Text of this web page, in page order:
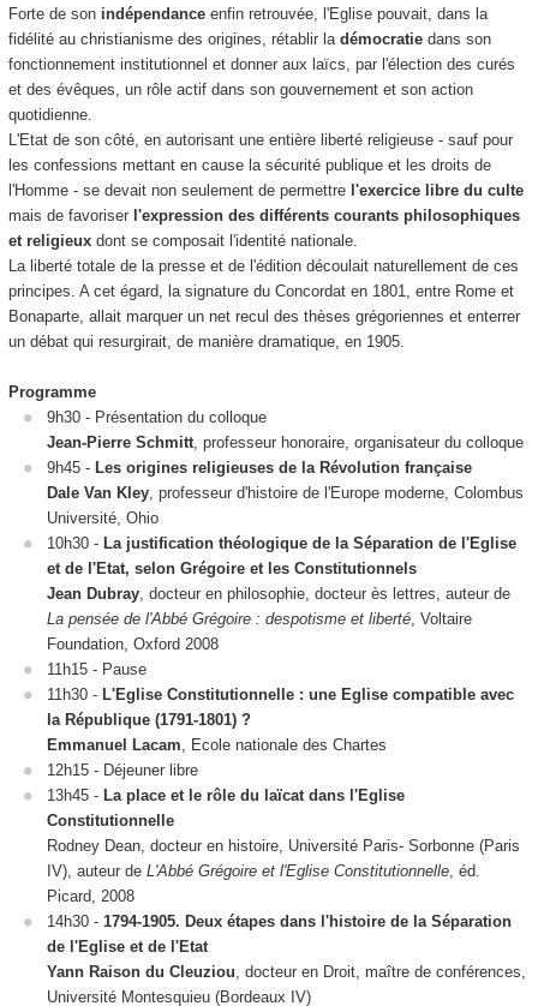
Forte de son indépendance enfin retrouvée, l'Eglise pouvait, dans la
fidélité au christianisme des origines, rétablir la démocratie dans son
fonctionnement institutionnel et donner aux laïcs, par l'élection des curés
et des évêques, un rôle actif dans son gouvernement et son action
quotidienne.
L'Etat de son côté, en autorisant une entière liberté religieuse - sauf pour
les confessions mettant en cause la sécurité publique et les droits de
l'Homme - se devait non seulement de permettre l'exercice libre du culte
mais de favoriser l'expression des différents courants philosophiques
et religieuxdont se composait l'identité nationale.
La liberté totale de la presse et de l'édition découlait naturellement de ces
principes. A cet égard, la signature du Concordat en 1801, entre Rome et
Bonaparte, allait marquer un net recul des thèses grégoriennes et enterrer
un débat qui resurgirait, de manière dramatique, en 1905.
Programme
9h30 - Présentation du colloque
Jean-Pierre Schmitt, professeur honoraire, organisateur du colloque
9h45 - Les origines religieuses de la Révolution française
Dale Van Kley, professeur d'histoire de l'Europe moderne, Colombus
Université, Ohio
10h30 - La justification théologique de la Séparation de l'Eglise
et de l'Etat, selon Grégoire et les Constitutionnels
Jean Dubray, docteur en philosophie, docteur ès lettres, auteur de
La pensée de l'Abbé Grégoire : despotisme et liberté, Voltaire
Foundation, Oxford 2008
11h15 - Pause
11h30 - L'Eglise Constitutionnelle : une Eglise compatible avec
la République (1791-1801) ?
Emmanuel Lacam, Ecole nationale des Chartes
12h15 - Déjeuner libre
13h45 - La place et le rôle du laïcat dans l'Eglise
Constitutionnelle
Rodney Dean, docteur en histoire, Université Paris- Sorbonne (Paris
IV), auteur de L'Abbé Grégoire et l'Eglise Constitutionnelle, éd.
Picard, 2008
14h30 - 1794-1905. Deux étapes dans l'histoire de la Séparation
de l'Eglise et de l'Etat
Yann Raison du Cleuziou, docteur en Droit, maître de conférences,
Université Montesquieu (Bordeaux IV)